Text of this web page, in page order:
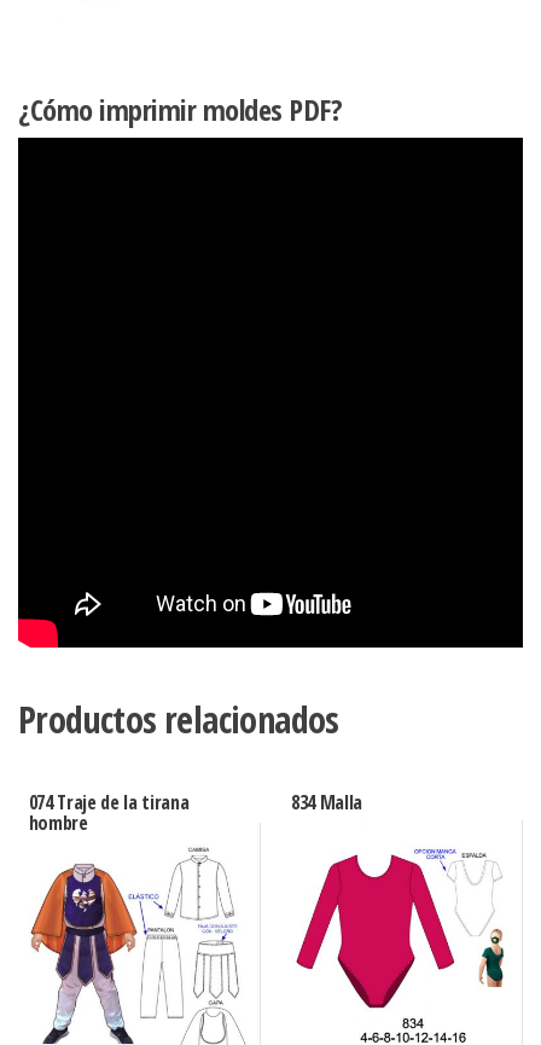
¿Cómo imprimir moldes PDF?
Productos relacionados
074 Traje de la tirana
hombre
834 Malla